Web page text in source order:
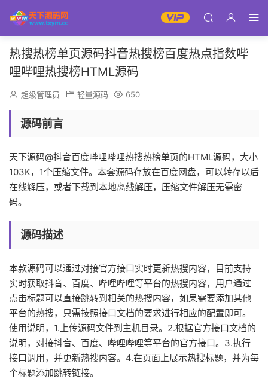
热搜热榜单页源码抖音热搜榜百度热点指数哔
哩哔哩热搜榜HTML源码
超级管理员 轻量源码 650
源码前言
天下源码@抖音百度哔哩哔哩热搜热榜单页的HTML源码，大小
103K，1个压缩文件。本套源码存放在百度网盘，可以转存以后
在线解压，或者下载到本地离线解压，压缩文件解压无需密
码。
源码描述
本款源码可以通过对接官方接口实时更新热搜内容，目前支持
实时获取抖音、百度、哔哩哔哩等平台的热搜内容，用户通过
点击标题可以直接跳转到相关的热搜内容，如果需要添加其他
平台的热搜，只需按照接口文档的要求进行相应的配置即可。
使用说明，1.上传源码文件到主机目录。2.根据官方接口文档的
说明，对接抖音、百度、哔哩哔哩等平台的官方接口。3.执行
接口调用，并更新热搜内容。4.在页面上展示热搜标题，并为每
个标题添加跳转链接。